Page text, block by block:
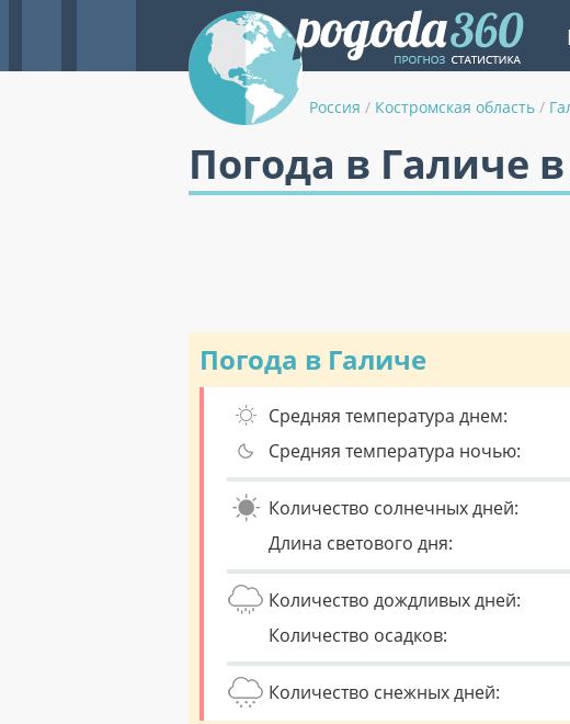
Россия / Костромская область /
Погода в Галиче
Погода в Галиче
Средняя температура днем:
Средняя температура ночью:
Количество солнечных дней:
Длина светового дня:
Количество дождливых дней:
Количество осадков:
Количество снежных дней: